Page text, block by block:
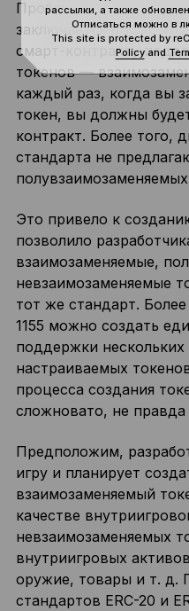
Проблема стандартов
заключается в том,
смарт-контракту
токенов —
каждый раз, когда вы
токен, вы должны
контракт. Более того,
стандарта не
Это привело к
позволило
взаимозаменяемые,
невзаимозаменяемые
тот же стандарт.
1155 можно создать
поддержки
настраиваемых
процесса создания
сложновато, не
Предположим,
игру и планирует
взаимозаменяемый
качестве
невзаимозаменяемых
внутриигровых
оружие, товары и т. д.
стандартов ERC-20 и
рассылки, а также
Отписаться можно в
This site is protected by
Policyand